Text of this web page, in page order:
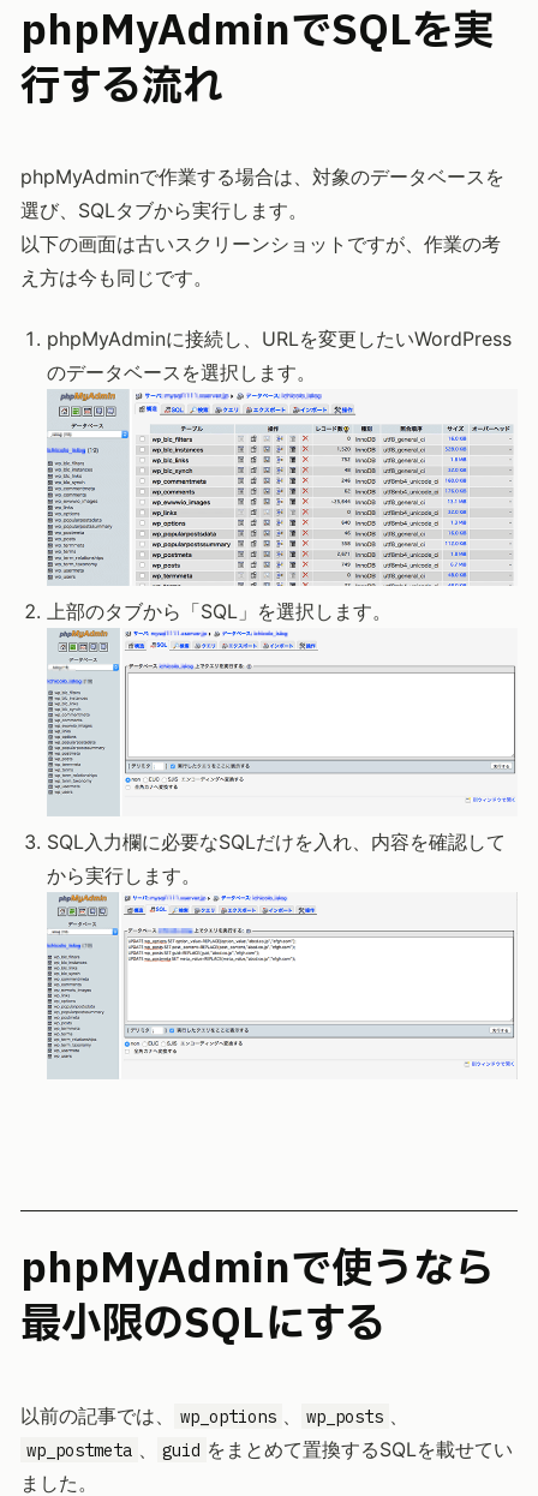
phpMyAdminでSQLを実
行する流れ
phpMyAdminで作業する場合は、対象のデータベースを
選び、SQLタブから実行します。
以下の画面は古いスクリーンショットですが、作業の考
え方は今も同じです。
phpMyAdminに接続し、URLを変更したいWordPress
のデータベースを選択します。
上部のタブから「SQL」を選択します。
SQL入力欄に必要なSQLだけを入れ、内容を確認して
から実行します。
phpMyAdminで使うなら
最小限のSQLにする
以前の記事では、 wp_options wp_posts
wp_postmeta guid をまとめて置換するSQLを載せてい
ました。